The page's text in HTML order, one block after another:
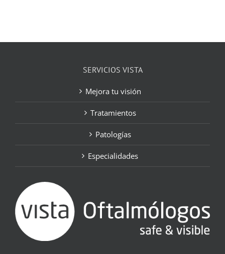
SERVICIOS VISTA
Mejora tu visión
Tratamientos
Patologías
Especialidades